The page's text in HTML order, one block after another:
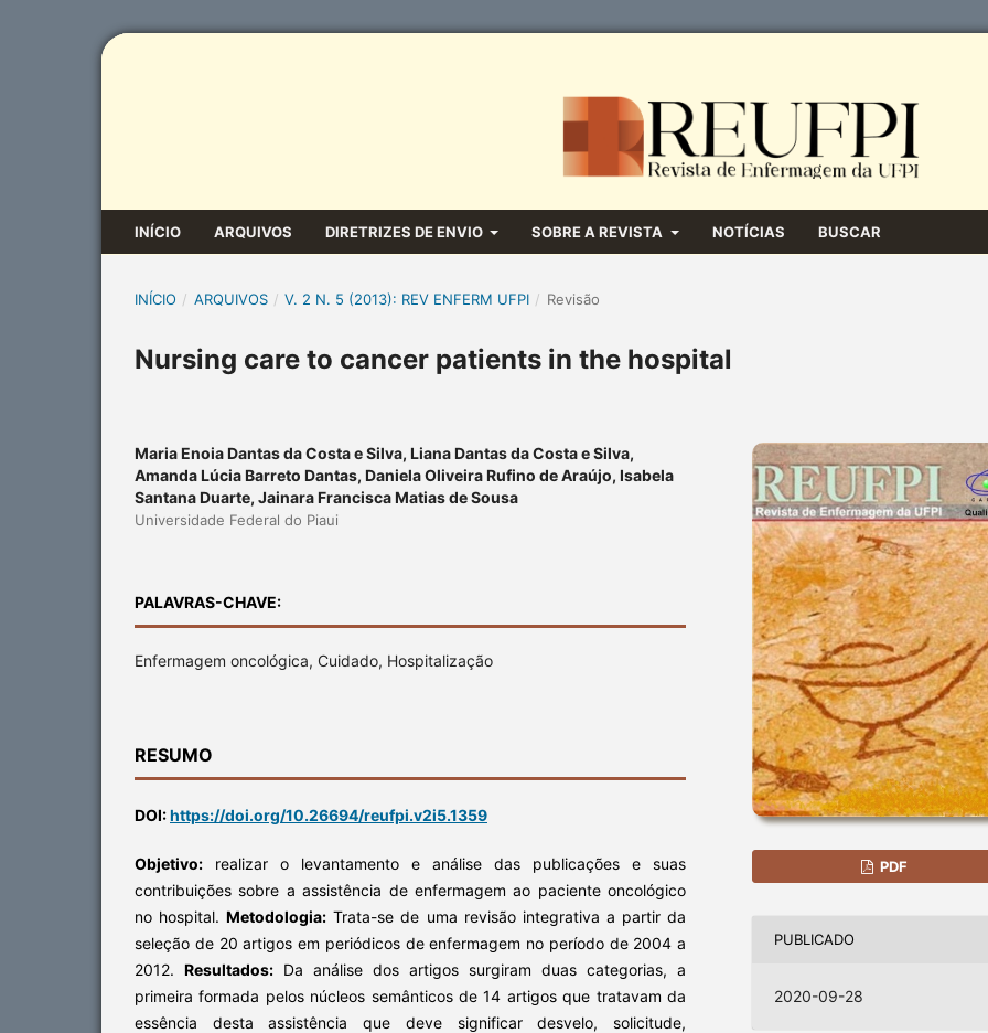
INÍCIO ARQUIVOS DIRETRIZES DE ENVIO SOBRE A REVISTA NOTÍCIAS BUSCAR
INÍCIO / ARQUIVOS / V. 2 N. 5 (2013): REV ENFERM UFPI / Revisão
Nursing care to cancer patients in the hospital
Maria Enoia Dantas da Costa e Silva, Liana Dantas da Costa e Silva,
Amanda Lúcia Barreto Dantas, Daniela Oliveira Rufino de Araújo, Isabela
Santana Duarte, Jainara Francisca Matias de Sousa
Universidade Federal do Piaui
PALAVRAS-CHAVE:
Enfermagem oncológica, Cuidado, Hospitalização
RESUMO
DOI:https://doi.org/10.26694/reufpi.v2i5.1359
Objetivo: realizar o levantamento e análise das publicações e suas
contribuições sobre a assistência de enfermagem ao paciente oncológico
no hospital.Metodologia: Trata-se de uma revisão integrativa a partir da
seleção de 20 artigos em periódicos de enfermagem no período de 2004 a
2012. Resultados: Da análise dos artigos surgiram duas categorias, a
primeira formada pelos núcleos semânticos de 14 artigos que tratavam da
essência desta assistência que deve significar desvelo, solicitude,
PDF
PUBLICADO
2020-09-28